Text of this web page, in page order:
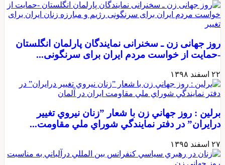
جهانی زن ـ سخنرانی نمایندگان پارلمان انگلستان
حمایت از خواست مردم ایران برای سرنگونی...
۱۳۹۸
: روز جهاني زن با شعار ”زنان نيروي تغيير
در دفتر نمايندگي شوراي ملي مقاومت...
۱۳۹۵